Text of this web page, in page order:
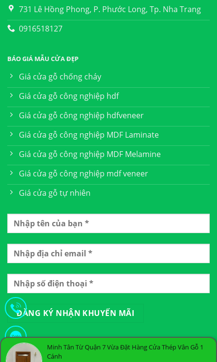
731 Lê Hồng Phong, P. Phước Long, Tp. Nha Trang
0916518127
BÁO GIÁ MẪU CỬA ĐẸP
Giá cửa gỗ chống cháy
Giá cửa gỗ công nghiệp hdf
Giá cửa gỗ công nghiệp hdfveneer
Giá cửa gỗ công nghiệp MDF Laminate
Giá cửa gỗ công nghiệp MDF Melamine
Giá cửa gỗ công nghiệp mdf veneer
Giá cửa gỗ tự nhiên
Minh Tân Từ Quận 7 Vừa Đặt Hàng Cửa Thép Vân Gỗ 1
Cánh